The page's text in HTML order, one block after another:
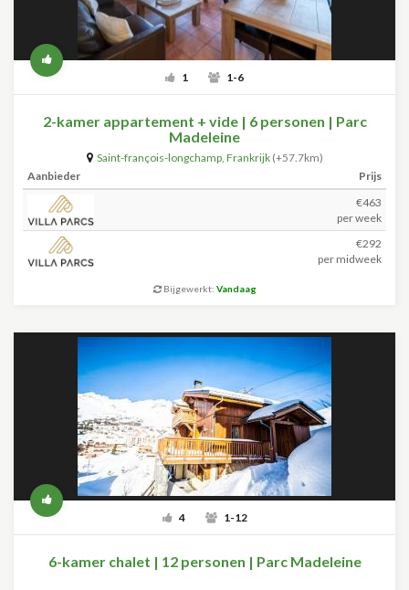
1 1-6
2-kamer appartement + vide | 6 personen | Parc
Madeleine
Saint-françois-longchamp, Frankrijk (+57.7km)
Aanbieder
Prijs
€463
per week
€292
per midweek
Bijgewerkt: Vandaag
4 1-12
6-kamer chalet | 12 personen | Parc Madeleine